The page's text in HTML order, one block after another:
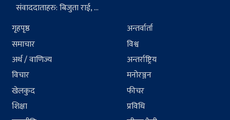
संवाददाताहरु: बिजुता राई, ...
गृहपृष्ठ
समाचार
अर्थ / वाणिज्य
विचार
खेलकुद
शिक्षा
अन्तर्वार्ता
विश्व
अन्तर्राष्ट्रिय
मनोरञ्जन
फीचर
प्रविधि